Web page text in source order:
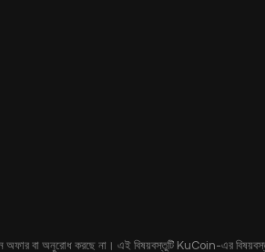
বা অনুরোধ করছে না। এই বিষয়বস্তুটি KuCoin-এর